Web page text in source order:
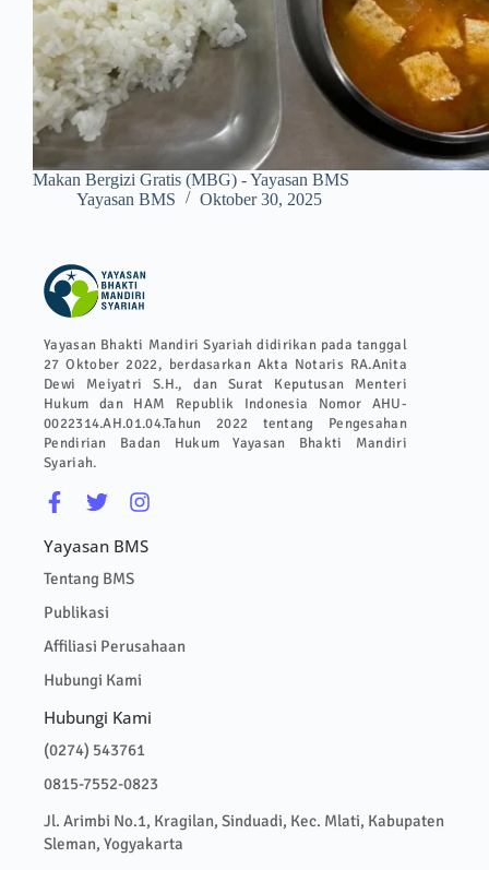
Makan Bergizi Gratis (MBG) - Yayasan BMS
Yayasan BMS
Oktober 30, 2025
Yayasan Bhakti Mandiri Syariah didirikan pada tanggal
27 Oktober 2022, berdasarkan Akta Notaris RA.Anita
Dewi Meiyatri S.H., dan Surat Keputusan Menteri
Hukum dan HAM Republik Indonesia Nomor AHU-
0022314.AH.01.04.Tahun 2022 tentang Pengesahan
Pendirian Badan Hukum Yayasan Bhakti Mandiri
Syariah.
Yayasan BMS
Tentang BMS
Publikasi
Affiliasi Perusahaan
Hubungi Kami
Hubungi Kami
(0274) 543761
0815-7552-0823
Jl. Arimbi No.1, Kragilan, Sinduadi, Kec. Mlati, Kabupaten
Sleman, Yogyakarta